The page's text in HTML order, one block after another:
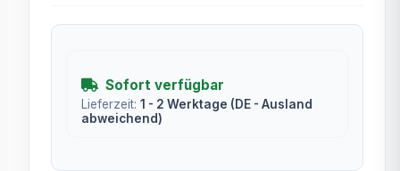
Sofort verfügbar
Lieferzeit: 1 - 2 Werktage (DE - Ausland
abweichend)